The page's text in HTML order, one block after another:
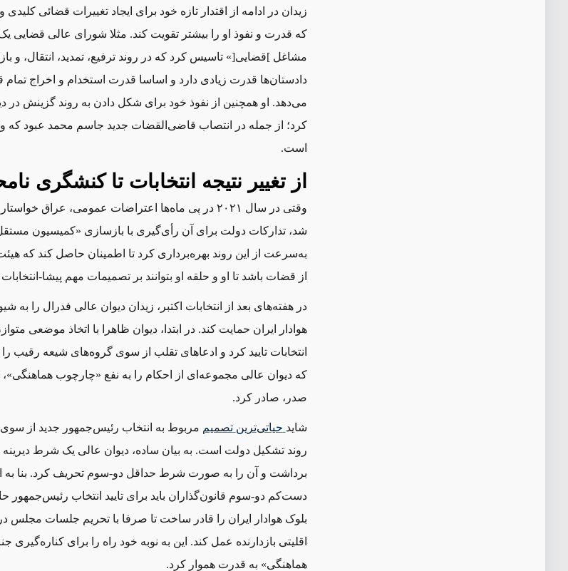
زیدان در ادامه از اقتدار تازه خود برای ایجاد تغییرات قضائی
که قدرت و نفوذ او را بیشتر تقویت کند. مثلا شورای عالی قضایی
مشاغل]قضایی[» تاسیس کرد که در روند ترفیع، تمدید، انتقال،
دادستانها قدرت زیادی دارد و اساسا قدرت استخدام و اخراج
می‌دهد. او همچنین از نفوذ خود برای شکل دادن به روند گزینش در
کرد؛ از جمله در انتصاب قاضی‌القضات جدید جاسم محمد عبود که
است.
از تغییر نتیجه انتخابات تا کنشگری
وقتی در سال ۲۰۲۱ در پی ماه‌ها اعتراضات عمومی، عراق
شد، تدارکات دولت برای آن رأی‌گیری با بازسازی «کمیسیون مستقل
به‌سرعت از این روند بهره‌برداری کرد تا اطمینان حاصل کند که
از قضات باشد تا او و حلقه او بتوانند بر تصمیمات مهم پیشا-انتخابات
در هفته‌های بعد از انتخابات اکتبر، زیدان دیوان عالی فدرال را به
هوادار ایران حمایت کند. در ابتدا، دیوان ظاهرا با اتخاذ موضعی
انتخابات تایید کرد و ادعاهای تقلب از سوی گروه‌های شیعه رقیب
که دیوان عالی مجموعه‌ای از احکام را به نفع «چارچوب هماهنگی»،
صدر، صادر کرد.
شاید حیاتیترین تصمیم مربوط به انتخاب رئیس‌جمهور جدید از
روند تشکیل دولت است. به بیان ساده، دیوان عالی یک شرط دیرینه
برداشت و آن را به صورت شرط حداقل دو-سوم تحریف کرد. بنا به
دست‌کم دو-سوم قانون‌گذاران باید برای تایید انتخاب رئیس‌جمهور
بلوک هوادار ایران را قادر ساخت تا صرفا با تحریم جلسات مجلس
اقلیتی بازدارنده عمل کند. این به نوبه خود راه را برای
هماهنگی» به قدرت هموار کرد.